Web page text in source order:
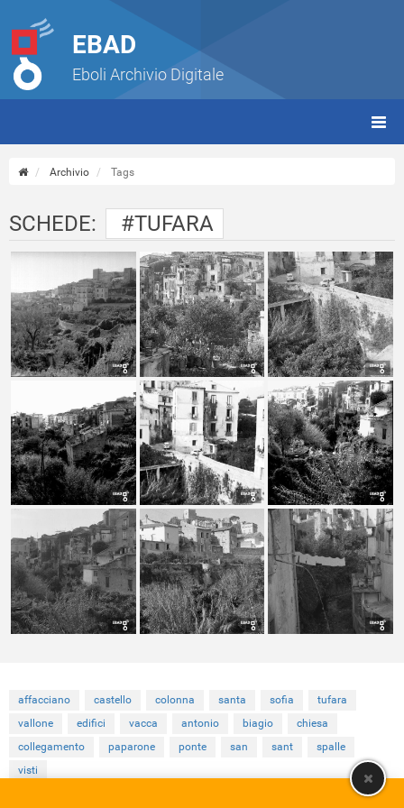
EBAD
Eboli Archivio Digitale
Archivio Tags
SCHEDE: #TUFARA
affacciano castello colonna santa sofia
tufara
vallone
edifici vacca antonio biagio
chiesa
collegamento
paparone ponte san sant
spalle
visti